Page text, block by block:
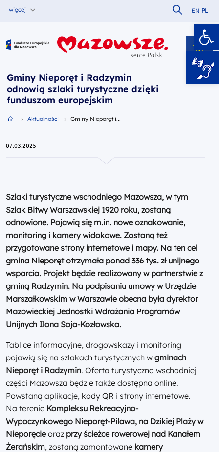
więcej Szukaj w
EN PL
Fundusze Europejskie dla Mazowsza
Gminy Nieporęt i Radzymin
odnowią szlaki turystyczne dzięki
funduszom europejskim
Przejdź do strony głównej portalu
Aktualności Gminy Nieporęt i...
07.03.2025
Szlaki turystyczne wschodniego Mazowsza, w tym
Szlak Bitwy Warszawskiej 1920 roku, zostaną
odnowione. Pojawią się m.in. nowe oznakowanie,
monitoring i kamery widokowe. Zostaną też
przygotowane strony internetowe i mapy. Na ten cel
gmina Nieporęt otrzymała ponad 336 tys. zł unijnego
wsparcia. Projekt będzie realizowany w partnerstwie z
gminą Radzymin. Na podpisaniu umowy w Urzędzie
Marszałkowskim w Warszawie obecna była dyrektor
Mazowieckiej Jednostki Wdrażania Programów
Unijnych Ilona Soja-Kozłowska.
Tablice informacyjne, drogowskazy i monitoring
pojawią się na szlakach turystycznych w gminach
Nieporęt i Radzymin. Oferta turystyczna wschodniej
części Mazowsza będzie także dostępna online.
Powstaną aplikacje, kody QR i strony internetowe.
Na terenie Kompleksu Rekreacyjno-
Wypoczynkowego Nieporęt-Pilawa, na Dzikiej Plaży w
Nieporęcie oraz przy ścieżce rowerowej nad Kanałem
Żerańskim, zostaną zamontowane kamery